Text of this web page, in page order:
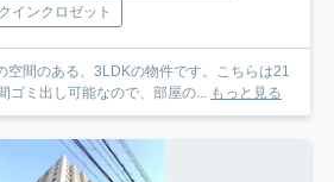
インクロゼット
空間のある、3LDKの物件です。こちらは21
ゴミ出し可能なので、部屋の... もっと見る